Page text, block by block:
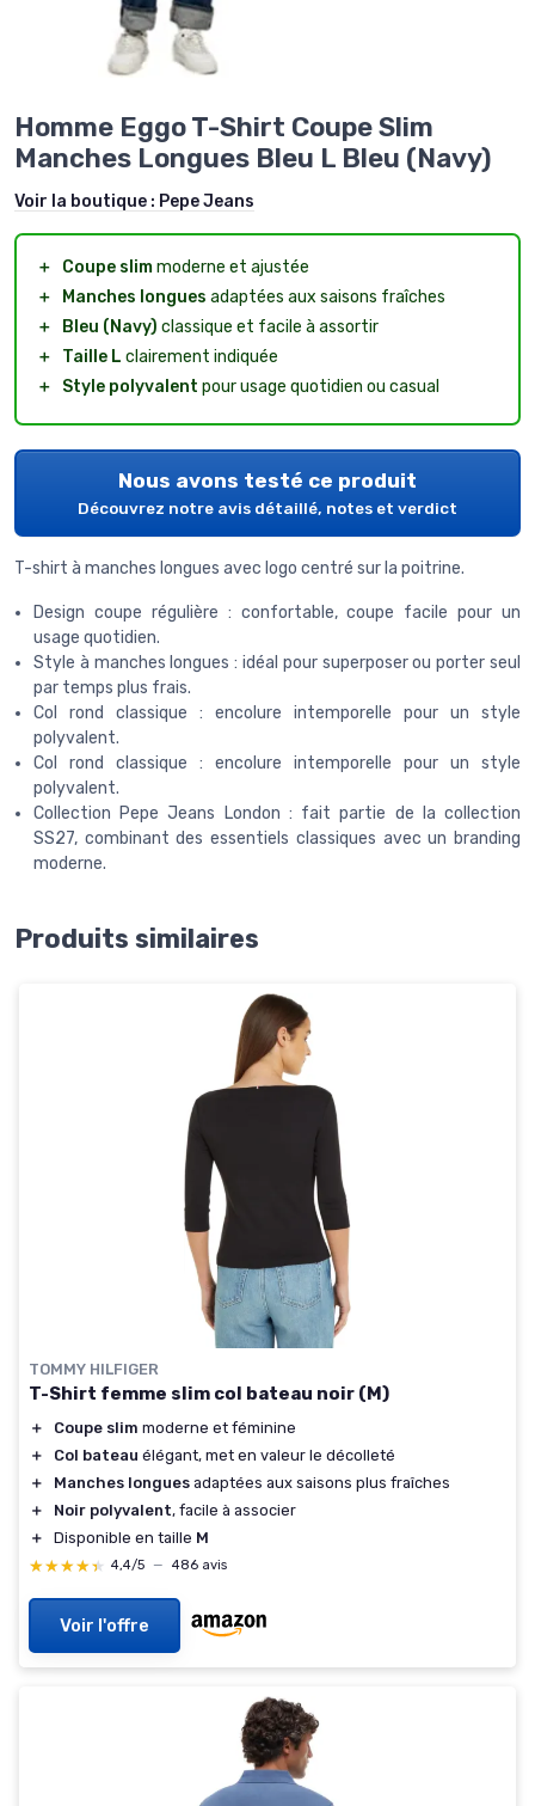
Homme Eggo T-Shirt Coupe Slim
Manches Longues Bleu L Bleu (Navy)
Voir la boutique : Pepe Jeans
＋ Coupe slimmoderne et ajustée
＋
Manches longues adaptées aux saisons fraîches
＋
Bleu (Navy) classique et facile à assortir
＋
Taille L clairement indiquée
＋
Style polyvalent pour usage quotidien ou casual
Nous avons testé ce produit
Découvrez notre avis détaillé, notes et verdict
T-shirt à manches longues avec logo centré sur la poitrine.
Design coupe régulière : confortable, coupe facile pour un
usage quotidien.
Style à manches longues : idéal pour superposer ou porter seul
par temps plus frais.
Col rond classique : encolure intemporelle pour un style
polyvalent.
Col rond classique : encolure intemporelle pour un style
polyvalent.
Collection Pepe Jeans London : fait partie de la collection
SS27, combinant des essentiels classiques avec un branding
moderne.
Produits similaires
TOMMY HILFIGER
T-Shirt femme slim col bateau noir (M)
＋ Coupe slim moderne et féminine
＋
Col bateau élégant, met en valeur le décolleté
＋
Manches longues adaptées aux saisons plus fraîches
＋
Noir polyvalent, facile à associer
＋
Disponible en taille M
★★★★★
★★★★★ 4,4/5 — 486 avis
Voir l'offre